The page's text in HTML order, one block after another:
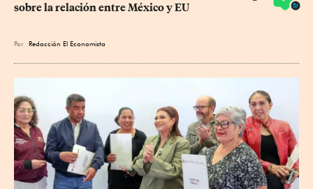
sobre la relación entre México y EU
Por Redacción El Economista